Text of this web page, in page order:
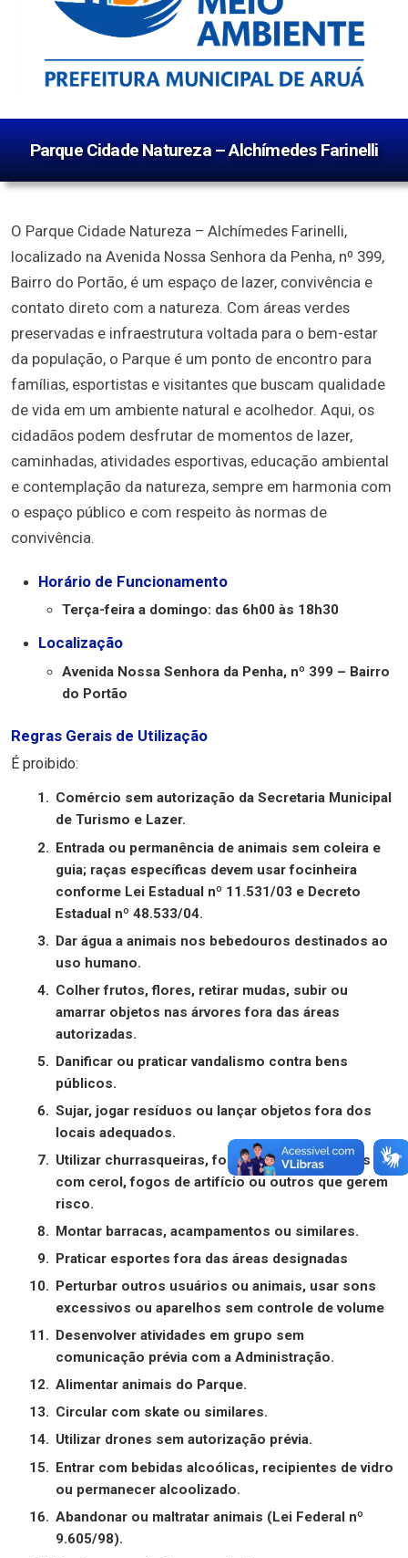
Parque Cidade Natureza – Alchímedes Farinelli
O Parque Cidade Natureza – Alchímedes Farinelli,
localizado na Avenida Nossa Senhora da Penha, nº 399,
Bairro do Portão, é um espaço de lazer, convivência e
contato direto com a natureza. Com áreas verdes
preservadas e infraestrutura voltada para o bem-estar
da população, o Parque é um ponto de encontro para
famílias, esportistas e visitantes que buscam qualidade
de vida em um ambiente natural e acolhedor. Aqui, os
cidadãos podem desfrutar de momentos de lazer,
caminhadas, atividades esportivas, educação ambiental
e contemplação da natureza, sempre em harmonia com
o espaço público e com respeito às normas de
convivência.
Horário de Funcionamento
Terça-feira a domingo: das 6h00 às 18h30
Localização
Avenida Nossa Senhora da Penha, nº 399 – Bairro
do Portão
Regras Gerais de Utilização
É proibido:
Comércio sem autorização da Secretaria Municipal
de Turismo e Lazer.
Entrada ou permanência de animais sem coleira e
guia; raças específicas devem usar focinheira
conforme Lei Estadual nº 11.531/03 e Decreto
Estadual nº 48.533/04.
Dar água a animais nos bebedouros destinados ao
uso humano.
Colher frutos, flores, retirar mudas, subir ou
amarrar objetos nas árvores fora das áreas
autorizadas.
Danificar ou praticar vandalismo contra bens
públicos.
Sujar, jogar resíduos ou lançar objetos fora dos
locais adequados.
Utilizar churrasqueiras, fogueiras, balões, pipas
com cerol, fogos de artifício ou outros que gerem
risco.
Montar barracas, acampamentos ou similares.
Praticar esportes fora das áreas designadas
Perturbar outros usuários ou animais, usar sons
excessivos ou aparelhos sem controle de volume
Desenvolver atividades em grupo sem
comunicação prévia com a Administração.
Alimentar animais do Parque.
Circular com skate ou similares.
Utilizar drones sem autorização prévia.
Entrar com bebidas alcoólicas, recipientes de vidro
ou permanecer alcoolizado.
Abandonar ou maltratar animais (Lei Federal nº
9.605/98).